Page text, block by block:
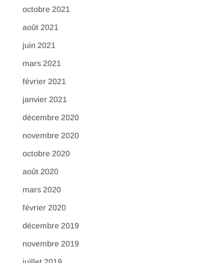
octobre 2021
août 2021
juin 2021
mars 2021
février 2021
janvier 2021
décembre 2020
novembre 2020
octobre 2020
août 2020
mars 2020
février 2020
décembre 2019
novembre 2019